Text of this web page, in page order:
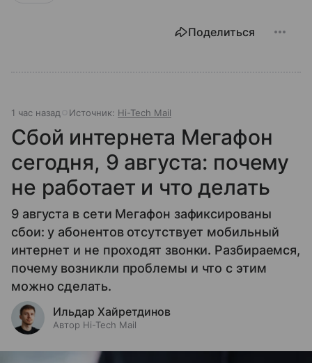
Поделиться
1 час назад Источник: Hi-Tech Mail
Сбой интернета Мегафон
сегодня, 9 августа: почему
не работает и что делать
9 августа в сети Мегафон зафиксированы
сбои: у абонентов отсутствует мобильный
интернет и не проходят звонки. Разбираемся,
почему возникли проблемы и что с этим
можно сделать.
Ильдар Хайретдинов
Автор Hi-Tech Mail